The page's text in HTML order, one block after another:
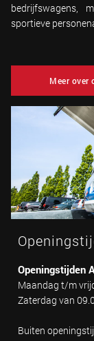
bedrijfswagens,
sportieve
Meer over
Openingstijden
Maandag t/m
Zaterdag van
Buiten